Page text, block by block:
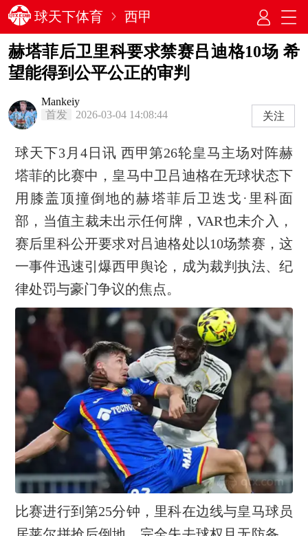
球天下体育 西甲
赫塔菲后卫里科要求禁赛吕迪格10场 希
望能得到公平公正的审判
Mankeiy
首发
2026-03-04 14:08:44 关注
球天下3月4日讯 西甲第26轮皇马主场对阵赫
塔菲的比赛中，皇马中卫吕迪格在无球状态下
用膝盖顶撞倒地的赫塔菲后卫迭戈·里科面
部，当值主裁未出示任何牌，VAR也未介入，
赛后里科公开要求对吕迪格处以10场禁赛，这
一事件迅速引爆西甲舆论，成为裁判执法、纪
律处罚与豪门争议的焦点。
比赛进行到第25分钟，里科在边线与皇马球员